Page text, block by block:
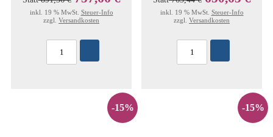
inkl. 19 % MwSt. Steuer-Info
zzgl. Versandkosten
inkl. 19 % MwSt. Steuer-Info
zzgl. Versandkosten
-15% -15%